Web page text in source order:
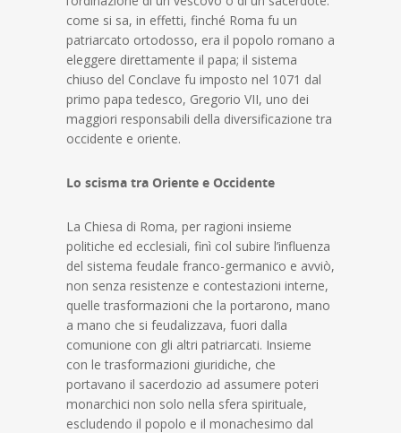
come si sa, in effetti, finché Roma fu un
patriarcato ortodosso, era il popolo romano a
eleggere direttamente il papa; il sistema
chiuso del Conclave fu imposto nel 1071 dal
primo papa tedesco, Gregorio VII, uno dei
maggiori responsabili della diversificazione tra
occidente e oriente.
Lo scisma tra Oriente e Occidente
La Chiesa di Roma, per ragioni insieme
politiche ed ecclesiali, finì col subire l’influenza
del sistema feudale franco-germanico e avviò,
non senza resistenze e contestazioni interne,
quelle trasformazioni che la portarono, mano
a mano che si feudalizzava, fuori dalla
comunione con gli altri patriarcati. Insieme
con le trasformazioni giuridiche, che
portavano il sacerdozio ad assumere poteri
monarchici non solo nella sfera spirituale,
escludendo il popolo e il monachesimo dal